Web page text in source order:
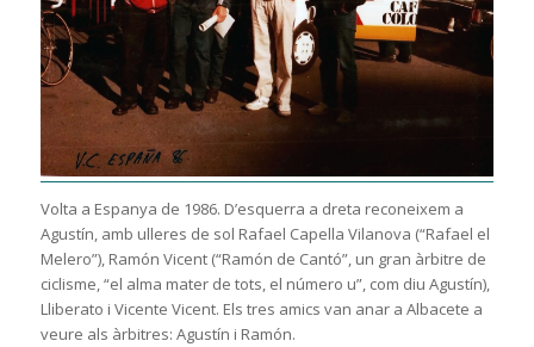
Volta a Espanya de 1986. D’esquerra a dreta reconeixem a
Agustín, amb ulleres de sol Rafael Capella Vilanova (“Rafael el
Melero”), Ramón Vicent (“Ramón de Cantó”, un gran àrbitre de
ciclisme, “el alma mater de tots, el número u”, com diu Agustín),
Lliberato i Vicente Vicent. Els tres amics van anar a Albacete a
veure als àrbitres: Agustín i Ramón.